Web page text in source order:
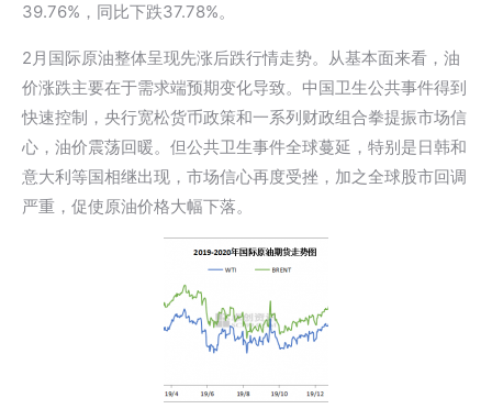
39.76%，同比下跌37.78%。
2月国际原油整体呈现先涨后跌行情走势。从基本面来看，油
价涨跌主要在于需求端预期变化导致。中国卫生公共事件得到
快速控制，央行宽松货币政策和一系列财政组合拳提振市场信
心，油价震荡回暖。但公共卫生事件全球蔓延，特别是日韩和
意大利等国相继出现，市场信心再度受挫，加之全球股市回调
严重，促使原油价格大幅下落。